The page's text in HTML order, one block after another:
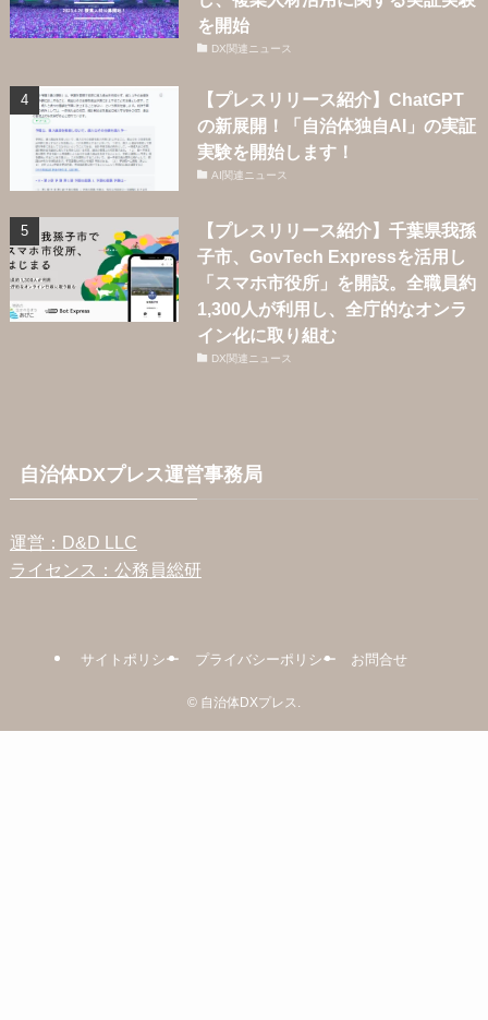
を開始
DX関連ニュース
【プレスリリース紹介】ChatGPT
の新展開！「自治体独自AI」の実証
実験を開始します！
AI関連ニュース
【プレスリリース紹介】千葉県我孫
子市、GovTech Expressを活用し
「スマホ市役所」を開設。全職員約
1,300人が利用し、全庁的なオンラ
イン化に取り組む
DX関連ニュース
自治体DXプレス運営事務局
運営：D&D LLC
ライセンス：公務員総研
サイトポリシー プライバシーポリシー お問合せ
© 自治体DXプレス.